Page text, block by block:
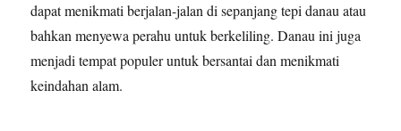
dapat menikmati berjalan-jalan di sepanjang tepi danau atau
bahkan menyewa perahu untuk berkeliling. Danau ini juga
menjadi tempat populer untuk bersantai dan menikmati
keindahan alam.